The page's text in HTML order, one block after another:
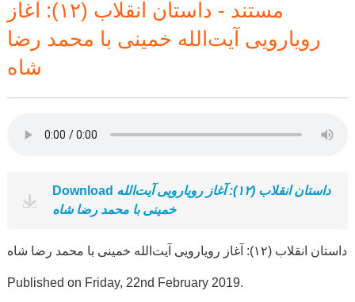
مستند - داستان انقلاب (۱۲): آغاز
رویارویی آیت‌الله خمینی با محمد رضا
شاه
Download داستان انقلاب (۱۲): آغاز رویارویی آیت‌الله
خمینی با محمد رضا شاه
داستان انقلاب (۱۲): آغاز رویارویی آیت‌الله خمینی با محمد رضا شاه
Published on Friday, 22nd February 2019.